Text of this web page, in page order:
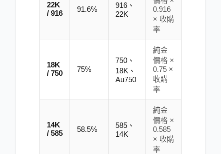
22K
/ 916
91.6%
916、
22K
0.916
× 收購
率
18K
/ 750
75%
750、
18K、
Au750
純金
價格 ×
0.75 ×
收購
率
14K
/ 585
58.5%
585、
14K
純金
價格 ×
0.585
× 收購
率